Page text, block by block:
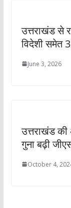
उत्तराखंड से
विदेशी समेत
June 3, 2026
उत्तराखंड
गुना बढ़ी
October 4,